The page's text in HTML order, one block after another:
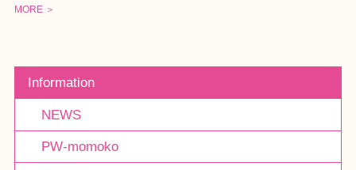
MORE ＞
Information
NEWS
PW-momoko